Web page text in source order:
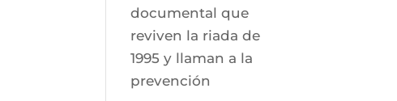
documental que
reviven la riada de
1995 y llaman a la
prevención